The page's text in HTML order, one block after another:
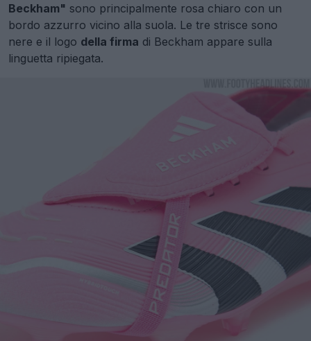
Beckham" sono principalmente rosa chiaro con un
bordo azzurro vicino alla suola. Le tre strisce sono
nere e il logo della firma di Beckham appare sulla
linguetta ripiegata.